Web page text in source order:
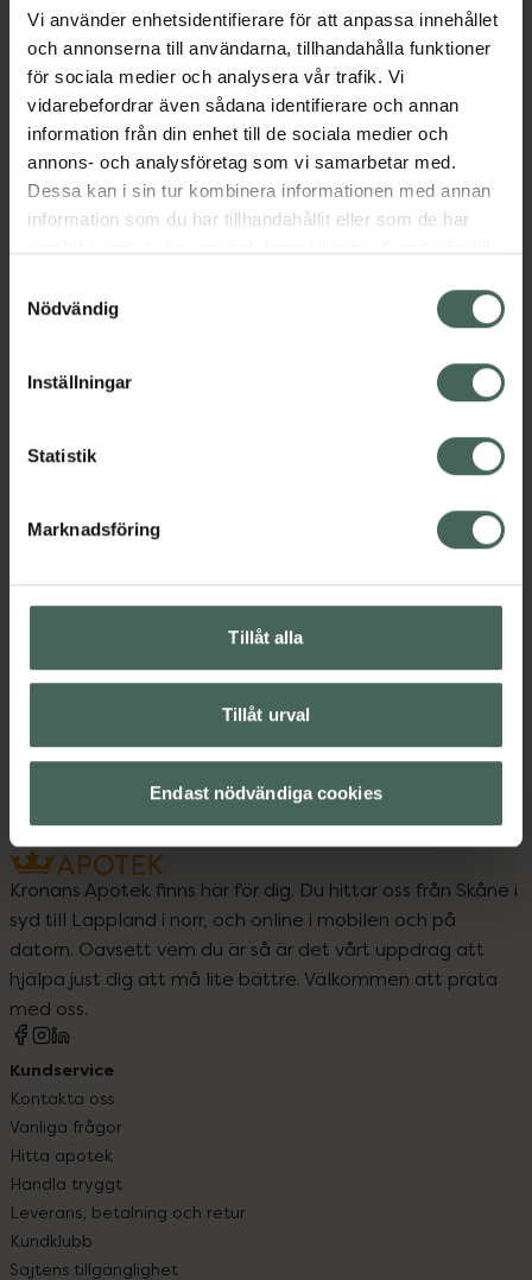
Vi använder enhetsidentifierare för att anpassa innehållet
och annonserna till användarna, tillhandahålla funktioner
för sociala medier och analysera vår trafik. Vi
vidarebefordrar även sådana identifierare och annan
information från din enhet till de sociala medier och
annons- och analysföretag som vi samarbetar med.
Dessa kan i sin tur kombinera informationen med annan
information som du har tillhandahållit eller som de har
återkalla ditt samtycke via webbplatsens
cookieinställningar. Ett återkallat samtycke påverkar inte
lagligheten av behandling som skett innan återkallelsen.
Nödvändig
Inställningar
Statistik
Marknadsföring
Tillåt alla
Tillåt urval
Endast nödvändiga cookies
den alla hudtyper. Dess behagliga skum och
kryddiga, träiga doft ger en omedelbar känsla
av friskhet.
EAN:03264680046308
Kategorier:
Duschkräm och -oljaHudvård
Hudvård för män Hudvård för män
KroppsvårdManVegansk hudvård
Visa
Upptäck flera produkter inom
Duschkräm och -olja
Hudvård
Hudvård för män
Kroppsvård
Man
Kronans Apotek finns här för dig. Du hittar oss från Skåne i
syd till Lappland i norr, och online i mobilen och på
datorn. Oavsett vem du är så är det vårt uppdrag att
hjälpa just dig att må lite bättre. Välkommen att prata
med oss.
Kundservice
Kontakta oss
Vanliga frågor
Hitta apotek
Handla tryggt
Leverans, betalning och retur
Kundklubb
Sajtens tillgänglighet